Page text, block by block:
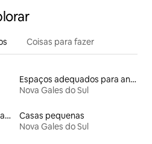
Coisas para fazer
Espaços adequados para animais de estimação
Nova Gales do Sul
Espaços com sanitas com acessos adaptados em altura
Casas pequenas
Nova Gales do Sul